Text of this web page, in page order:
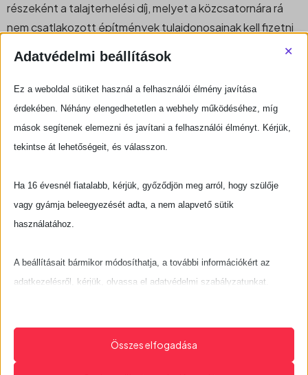
részeként a talajterhelési díj, melyet a közcsatornára rá
nem csatlakozott építmények tulajdonosainak kell fizetni
önadózás formájában. A díjat a következő év március 31-ig
kell megfizetni, illetve bevallani.
Az I. fokú adóigazgatási eljárásban a korábbi
illetékbélyeggel lerovandó költségek helyett
bankszámlára kell az illetéket befizetni.
helyi adókról szóló42/2013. (XI.29.) rendelete
talajterhelési díjról szóló12/2005. (III.31) rendelet
Építményadó: 11749039-15432711-02440000
Telekadó: 11749039-15432711-02510000
Iparűzési adó: 11749039-15432711-03540000
Adatvédelmi beállítások ×
Ez a weboldal sütiket használ a felhasználói élmény javítása
érdekében. Néhány elengedhetetlen a webhely működéséhez, míg
mások segítenek elemezni és javítani a felhasználói élményt. Kérjük,
tekintse át lehetőségeit, és válasszon.
Ha 16 évesnél fiatalabb, kérjük, győződjön meg arról, hogy szülője
vagy gyámja beleegyezését adta, a nem alapvető sütik
használatához.
A beállításait bármikor módosíthatja, a további információkért az
adatkezelésről, kérjük, olvassa el adatvédelmi szabályzatunkat.
Ne feledje, hogy ha bizonyos típusú sütik, vagy szolgáltatások
letiltása mellett dönt, az befolyásolhatja a webhely által nyújtott
Összes elfogadása